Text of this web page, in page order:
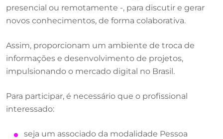
presencial ou remotamente -, para discutir e gerar
novos conhecimentos, de forma colaborativa.
Assim, proporcionam um ambiente de troca de
informações e desenvolvimento de projetos,
impulsionando o mercado digital no Brasil.
Para participar, é necessário que o profissional
interessado:
seja um associado da modalidade Pessoa